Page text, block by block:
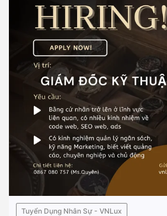
Tuyển Dụng Nhân Sự - VNLux